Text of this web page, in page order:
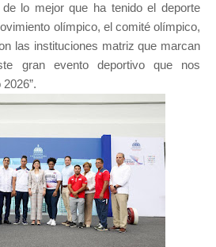
lo mejor que ha tenido el deporte
olímpico, el comité olímpico,
las instituciones matriz que marcan
gran evento deportivo que nos